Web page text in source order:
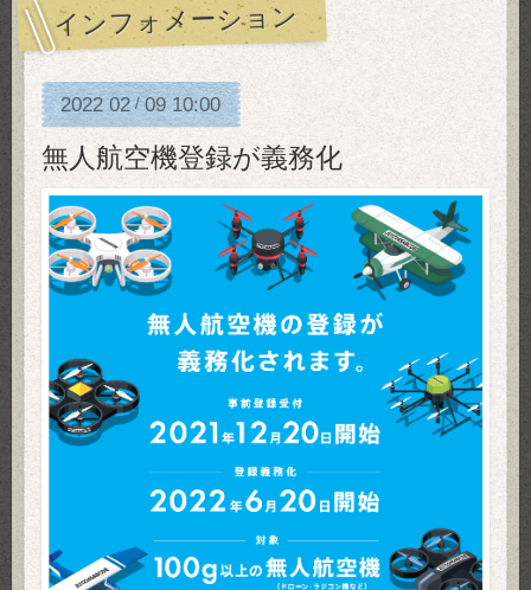
インフォメーション
2022 02/09 10:00
無人航空機登録が義務化